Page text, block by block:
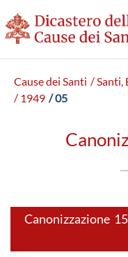
Cause dei Santi / Santi,
/ 1949 / 05
Canonizzazione